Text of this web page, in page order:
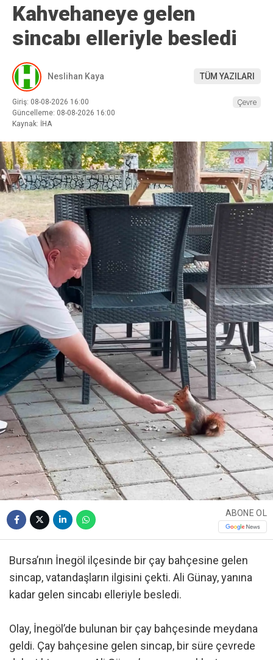
Kahvehaneye gelen
sincabı elleriyle besledi
Neslihan Kaya TÜM YAZILARI
Giriş: 08-08-2026 16:00
Güncelleme: 08-08-2026 16:00
Kaynak: İHA
Çevre
ABONE OL
Bursa’nın İnegöl ilçesinde bir çay bahçesine gelen
sincap, vatandaşların ilgisini çekti. Ali Günay, yanına
kadar gelen sincabı elleriyle besledi.
Olay, İnegöl’de bulunan bir çay bahçesinde meydana
geldi. Çay bahçesine gelen sincap, bir süre çevrede